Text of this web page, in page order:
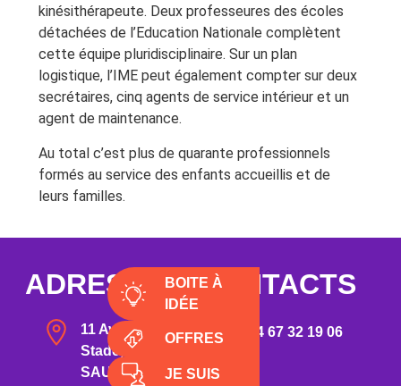
BOITE À
IDÉE
OFFRES
JE SUIS
kinésithérapeute. Deux professeures des écoles
détachées de l’Education Nationale complètent
cette équipe pluridisciplinaire. Sur un plan
logistique, l’IME peut également compter sur deux
secrétaires, cinq agents de service intérieur et un
agent de maintenance.
Au total c’est plus de quarante professionnels
formés au service des enfants accueillis et de
leurs familles.
ADRESSE & CONTACTS
11 Avenue du
Stade, 34410
SAUVIAN
04 67 32 19 06